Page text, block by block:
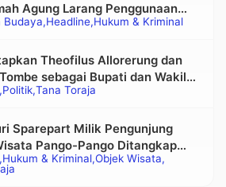
Budaya Headline Hukum & Kriminal
Agung Larang Penggunaan
pada Eksekusi Rumah Adat
Politik Tana Toraja
Theofilus Allorerung dan
sebagai Bupati dan Wakil
Toraja Terpilih
Hukum & Kriminal Objek Wisata
Sparepart Milik Pengunjung
Pango-Pango Ditangkap